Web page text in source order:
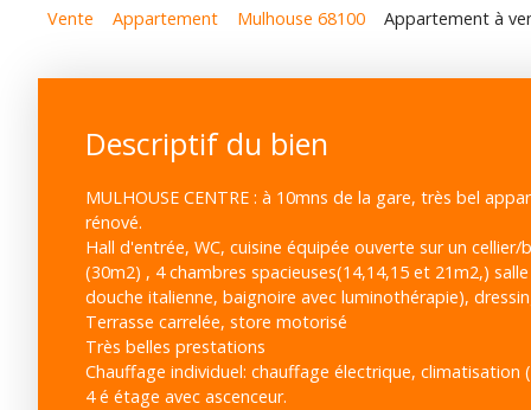
Vente Appartement Mulhouse 68100 Appartement à
Descriptif du bien
MULHOUSE CENTRE : à 10mns de la gare, très bel
rénové.
Hall d'entrée, WC, cuisine équipée ouverte sur un
(30m2) , 4 chambres spacieuses(14,14,15 et 21m2,)
douche italienne, baignoire avec luminothérapie),
Terrasse carrelée, store motorisé
Très belles prestations
Chauffage individuel: chauffage électrique, climatisation
4 é étage avec ascenceur.